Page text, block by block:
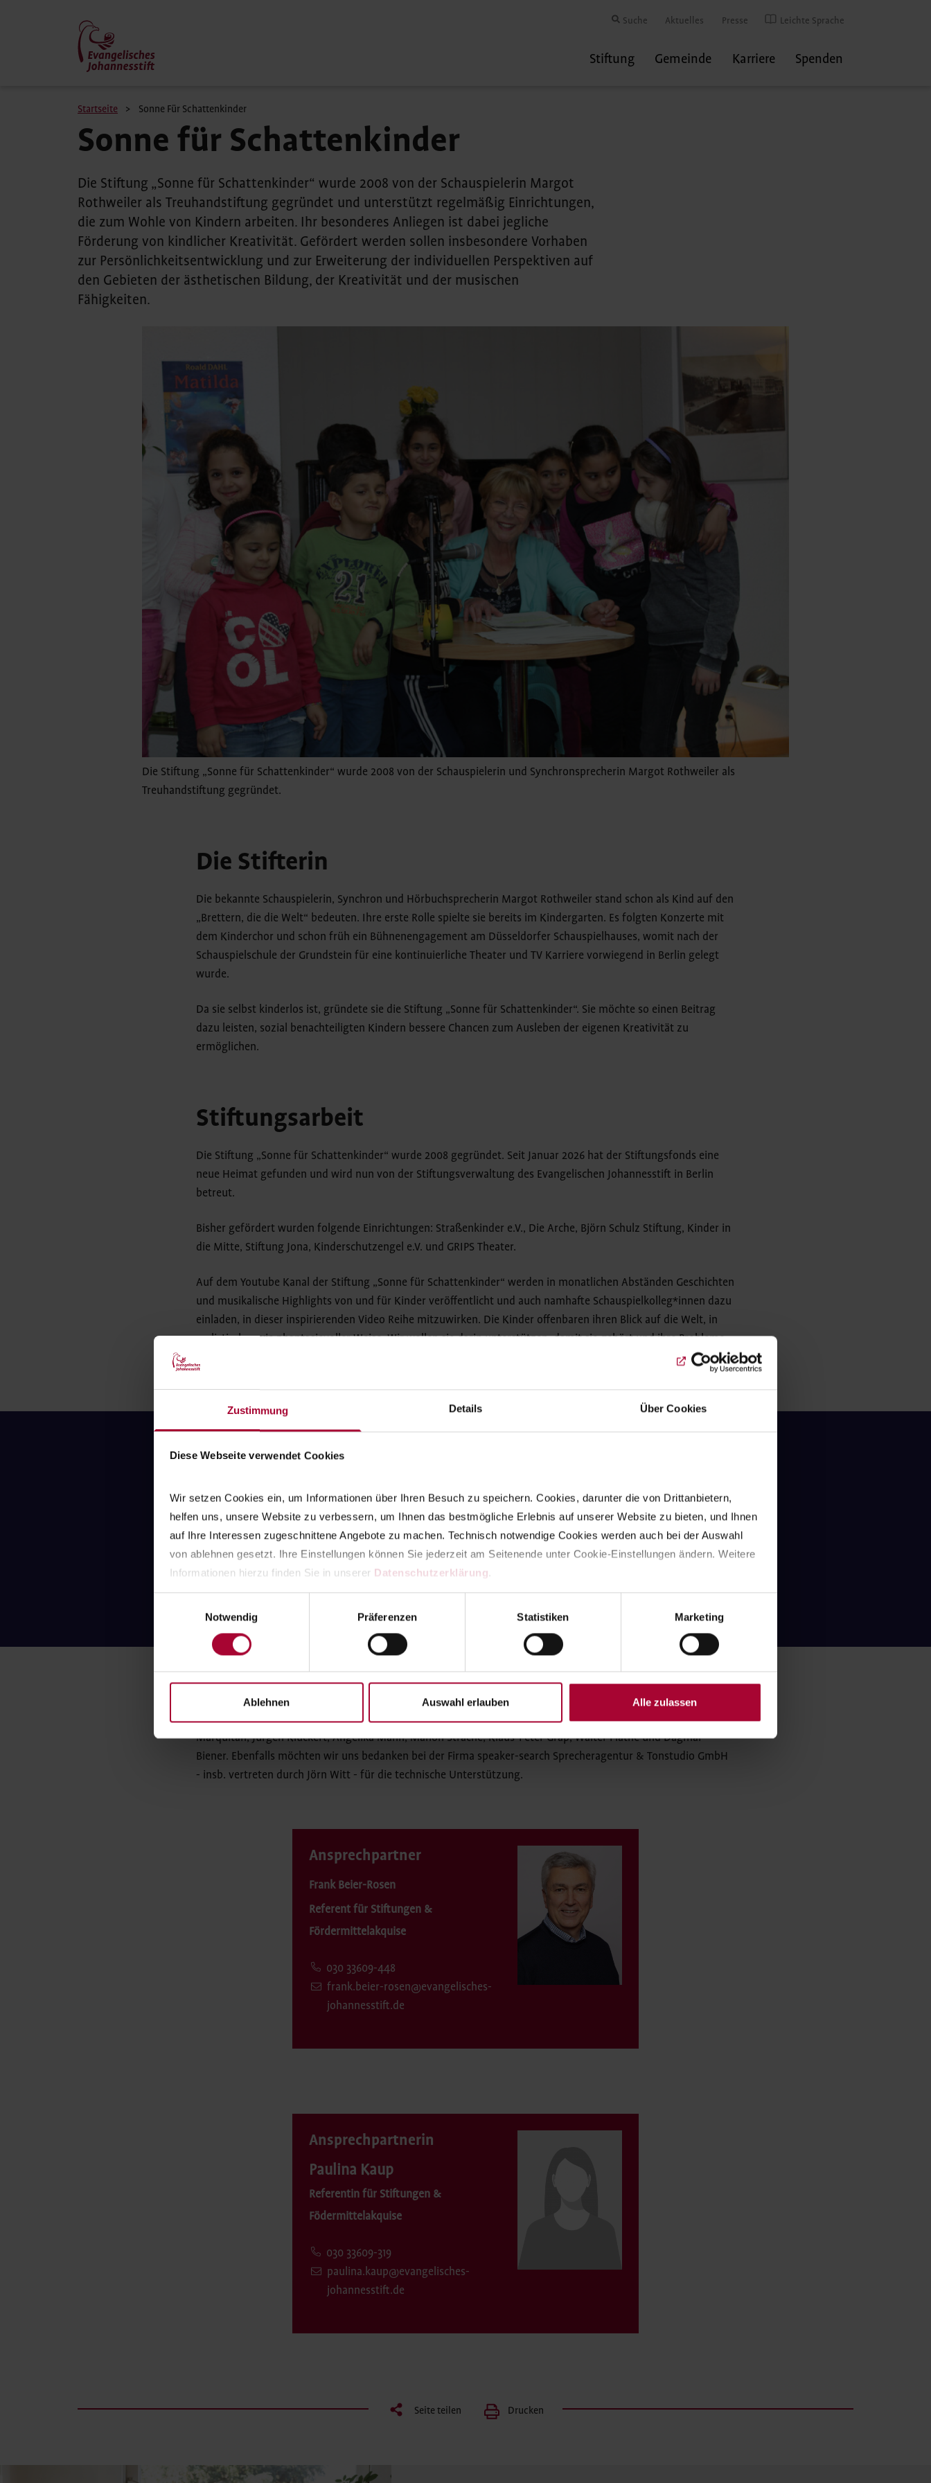
Zustimmung Details Über Cookies
Diese Webseite verwendet Cookies
Wir setzen Cookies ein, um Informationen über Ihren Besuch zu speichern. Cookies, darunter die von Drittanbietern,
helfen uns, unsere Website zu verbessern, um Ihnen das bestmögliche Erlebnis auf unserer Website zu bieten, und Ihnen
auf Ihre Interessen zugeschnittene Angebote zu machen. Technisch notwendige Cookies werden auch bei der Auswahl
von ablehnen gesetzt. Ihre Einstellungen können Sie jederzeit am Seitenende unter Cookie-Einstellungen ändern. Weitere
Informationen hierzu finden Sie in unserer Datenschutzerklärung
Notwendig
Präferenzen Statistiken Marketing
Ablehnen Auswahl erlauben Alle zulassen
Suche Aktuelles Presse Leichte Sprache
Stiftung Gemeinde Karriere Spenden
Pfadnavigation
Startseite Sonne Für Schattenkinder
Sonne für Schattenkinder
Die Stiftung „Sonne für Schattenkinder“ wurde 2008 von der Schauspielerin Margot
Rothweiler als Treuhandstiftung gegründet und unterstützt regelmäßig Einrichtungen,
die zum Wohle von Kindern arbeiten. Ihr besonderes Anliegen ist dabei jegliche
Förderung von kindlicher Kreativität. Gefördert werden sollen insbesondere Vorhaben
zur Persönlichkeitsentwicklung und zur Erweiterung der individuellen Perspektiven auf
den Gebieten der ästhetischen Bildung, der Kreativität und der musischen
Fähigkeiten.
Die Stiftung „Sonne für Schattenkinder“ wurde 2008 von der Schauspielerin und Synchronsprecherin Margot Rothweiler als
Treuhandstiftung gegründet.
Die Stifterin
Die bekannte Schauspielerin, Synchron und Hörbuchsprecherin Margot Rothweiler stand schon als Kind auf den
„Brettern, die die Welt“ bedeuten. Ihre erste Rolle spielte sie bereits im Kindergarten. Es folgten Konzerte mit
dem Kinderchor und schon früh ein Bühnenengagement am Düsseldorfer Schauspielhauses, womit nach der
Schauspielschule der Grundstein für eine kontinuierliche Theater und TV Karriere vorwiegend in Berlin gelegt
wurde.
Da sie selbst kinderlos ist, gründete sie die Stiftung „Sonne für Schattenkinder“. Sie möchte so einen Beitrag
dazu leisten, sozial benachteiligten Kindern bessere Chancen zum Ausleben der eigenen Kreativität zu
ermöglichen.
Stiftungsarbeit
Die Stiftung „Sonne für Schattenkinder“ wurde 2008 gegründet. Seit Januar 2026 hat der Stiftungsfonds eine
neue Heimat gefunden und wird nun von der Stiftungsverwaltung des Evangelischen Johannesstift in Berlin
betreut.
Bisher gefördert wurden folgende Einrichtungen: Straßenkinder e.V., Die Arche, Björn Schulz Stiftung, Kinder in
die Mitte, Stiftung Jona, Kinderschutzengel e.V. und GRIPS Theater.
Auf dem Youtube Kanal der Stiftung „Sonne für Schattenkinder“ werden in monatlichen Abständen Geschichten
und musikalische Highlights von und für Kinder veröffentlicht und auch namhafte Schauspielkolleg*innen dazu
einladen, in dieser inspirierenden Video Reihe mitzuwirken. Die Kinder offenbaren ihren Blick auf die Welt, in
realistischer wie phantasievoller Weise. Wir wollen sie darin unterstützen, damit sie gehört und ihre Probleme
bessere Chancen bieten? Wir freuen uns über jede Unterstützung. Jede Spende an den
Stiftungsfonds „Sonne für Schattenkinder“ wird zu 100 % für Förderprojekte
Spendenkonto: IBAN DE12 5206 0410 1500 5115 10
Großer Dank gilt unseren bisherigen Unterstützer*innen, die sich mit Zeit- und Geldspenden einbringen.
Erwähnen möchten wir ganz besonders die Videobeiträge von: Boris Pfeiffer, Santiago Ziesmer, Christin
Marquitan, Jürgen Kluckert, Angelika Mann, Manon Straché, Klaus-Peter Grap, Walter Plathe und Dagmar
Biener. Ebenfalls möchten wir uns bedanken bei der Firma speaker-search Sprecheragentur & Tonstudio GmbH
- insb. vertreten durch Jörn Witt - für die technische Unterstützung.
Ansprechpartner
Frank Beier-Rosen
Referent für Stiftungen &
Fördermittelakquise
030 33609-448
frank.beier-rosen@evangelisches-
johannesstift.de
Ansprechpartnerin
Paulina Kaup
Referentin für Stiftungen &
Födermittelakquise
030 33609-319
paulina.kaup@evangelisches-
johannesstift.de
Seite teilen Drucken